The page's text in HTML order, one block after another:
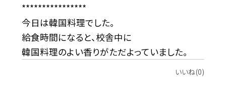
****************
今日は韓国料理でした。
給食時間になると、校舎中に
韓国料理のよい香りがただよっていました。
いいね(0)